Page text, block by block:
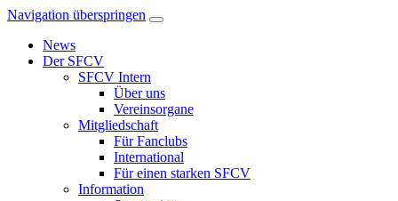
Navigation überspringen
News
Der SFCV
SFCV Intern
Über uns
Vereinsorgane
Mitgliedschaft
Für Fanclubs
International
Für einen starken SFCV
Information